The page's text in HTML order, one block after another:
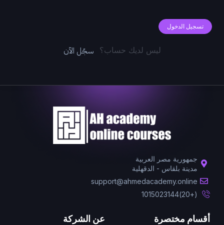
تسجيل الدخول
ليس لديك حساب؟ سجّل الآن
جمهورية مصر العربية
مدينة بلقاس - الدقهلية
support@ahmedacademy.online
(+20)1015023144
أقسام مختصرة عن الشركة